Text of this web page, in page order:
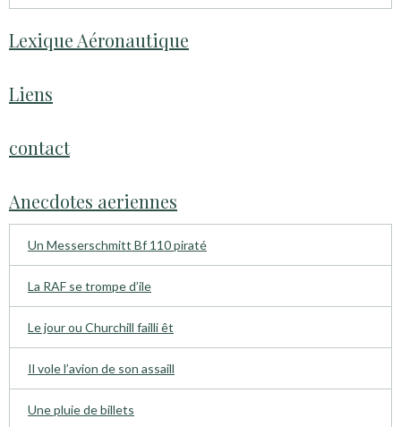
Lexique Aéronautique
Liens
contact
Anecdotes aeriennes
Un Messerschmitt Bf 110 piraté
La RAF se trompe d’ile
Le jour ou Churchill failli êt
Il vole l’avion de son assaill
Une pluie de billets